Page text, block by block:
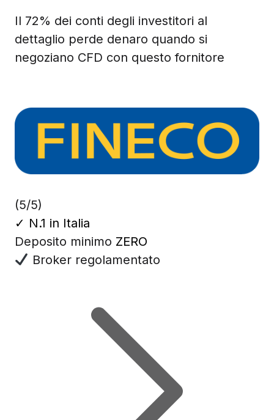
Il 72% dei conti degli investitori al
dettaglio perde denaro quando si
negoziano CFD con questo fornitore
(5/5)
✓ N.1 in Italia
Deposito minimo ZERO
Broker regolamentato